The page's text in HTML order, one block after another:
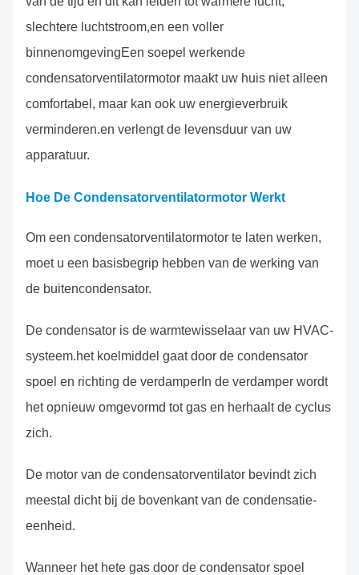
slechtere luchtstroom,en een voller
binnenomgevingEen soepel werkende
condensatorventilatormotor maakt uw huis niet alleen
comfortabel, maar kan ook uw energieverbruik
verminderen.en verlengt de levensduur van uw
apparatuur.
Hoe De Condensatorventilatormotor Werkt
Om een condensatorventilatormotor te laten werken,
moet u een basisbegrip hebben van de werking van
de buitencondensator.
De condensator is de warmtewisselaar van uw HVAC-
systeem.het koelmiddel gaat door de condensator
spoel en richting de verdamperIn de verdamper wordt
het opnieuw omgevormd tot gas en herhaalt de cyclus
zich.
De motor van de condensatorventilator bevindt zich
meestal dicht bij de bovenkant van de condensatie-
eenheid.
Wanneer het hete gas door de condensator spoel